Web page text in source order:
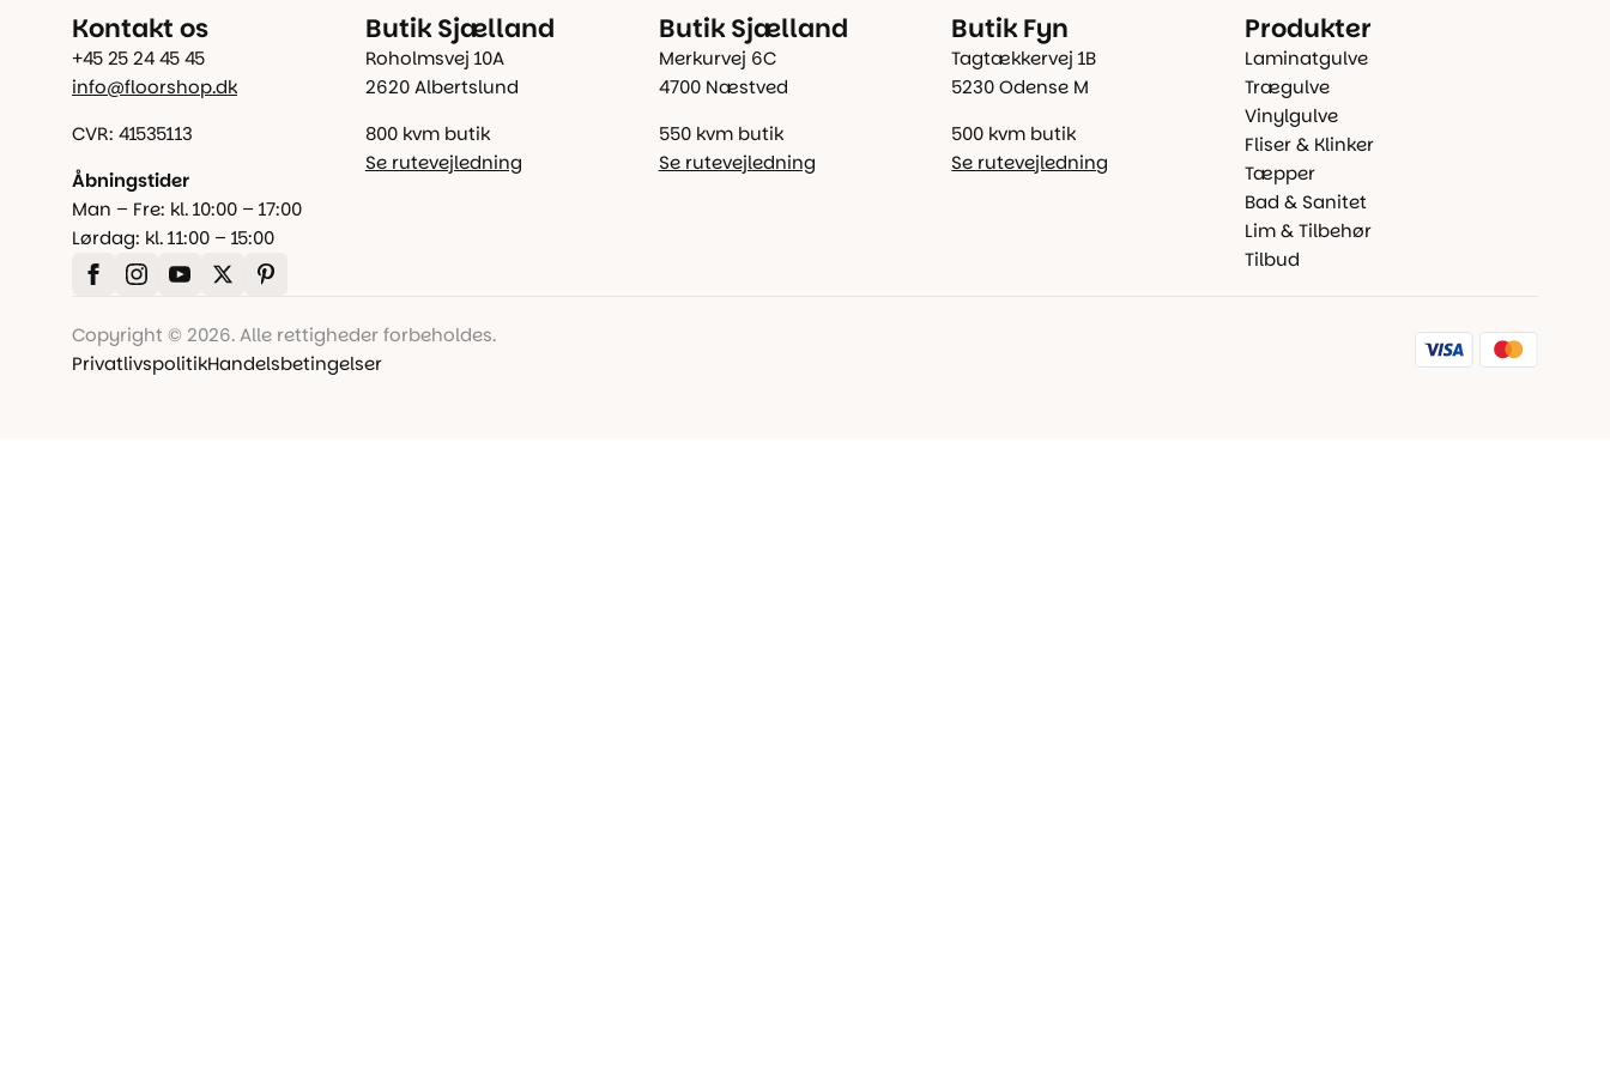
Kontakt os
+45 25 24 45 45
info@floorshop.dk
CVR: 41535113
Åbningstider
Man – Fre: kl. 10:00 – 17:00
Lørdag: kl. 11:00 – 15:00
Butik Sjælland
Roholmsvej 10A
2620 Albertslund
800 kvm butik
Se rutevejledning
Butik Sjælland
Merkurvej 6C
4700 Næstved
550 kvm butik
Se rutevejledning
Butik Fyn
Tagtækkervej 1B
5230 Odense M
500 kvm butik
Se rutevejledning
Produkter
Laminatgulve
Trægulve
Vinylgulve
Fliser & Klinker
Tæpper
Bad & Sanitet
Lim & Tilbehør
Tilbud
Copyright © 2026. Alle rettigheder forbeholdes.
PrivatlivspolitikHandelsbetingelser